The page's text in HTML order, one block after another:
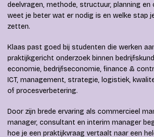
deelvragen, methode, structuur, planning en
weet je beter wat er nodig is en welke stap
zetten.
Klaas past goed bij studenten die werken
praktijkgericht onderzoek binnen
economie, bedrijfseconomie, finance &
ICT, management, strategie, logistiek,
of procesverbetering.
Door zijn brede ervaring als commercieel
manager, consultant en interim manager
hoe je een praktijkvraag vertaalt naar een